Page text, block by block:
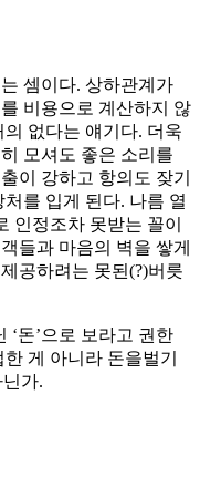
셈이다. 상하관계가
비용으로 계산하지 않
없다는 얘기다. 더욱
모셔도 좋은 소리를
이 강하고 항의도 잦기
를 입게 된다. 나름 열
인정조차 못받는 꼴이
들과 마음의 벽을 쌓게
공하려는 못된(?)버릇
‘돈’으로 보라고 권한
게 아니라 돈을벌기
가.